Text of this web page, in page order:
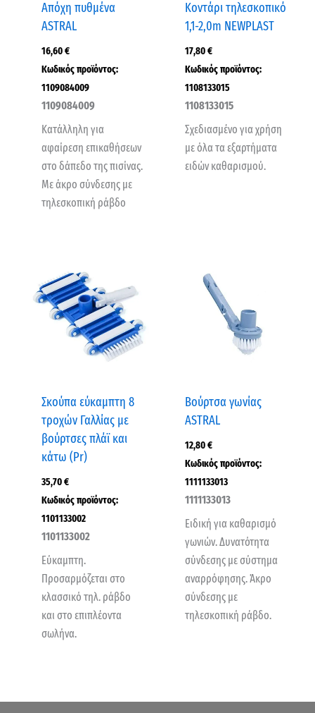
Απόχη πυθμένα
ASTRAL
16,60€
Κωδικός προϊόντος:
1109084009
1109084009
Κατάλληλη για
αφαίρεση επικαθήσεων
στο δάπεδο της πισίνας.
Με άκρο σύνδεσης με
τηλεσκοπική ράβδο
Κοντάρι τηλεσκοπικό
1,1-2,0m NEWPLAST
17,80€
Κωδικός προϊόντος:
1108133015
1108133015
Σχεδιασμένο για χρήση
με όλα τα εξαρτήματα
ειδών καθαρισμού.
Σκούπα εύκαμπτη 8
τροχών Γαλλίας με
βούρτσες πλάϊ και
κάτω (Pr)
35,70€
Κωδικός προϊόντος:
1101133002
1101133002
Εύκαμπτη.
Προσαρμόζεται στο
κλασσικό τηλ. ράβδο
και στο επιπλέοντα
σωλήνα.
Βούρτσα γωνίας
ASTRAL
12,80€
Κωδικός προϊόντος:
1111133013
1111133013
Ειδική για καθαρισμό
γωνιών. Δυνατότητα
σύνδεσης με σύστημα
αναρρόφησης. Άκρο
σύνδεσης με
τηλεσκοπική ράβδο.